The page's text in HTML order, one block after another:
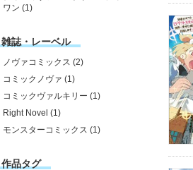
ワン (1)
雑誌・レーベル
ノヴァコミックス (2)
コミックノヴァ (1)
コミックヴァルキリー (1)
Right Novel (1)
モンスターコミックス (1)
作品タグ